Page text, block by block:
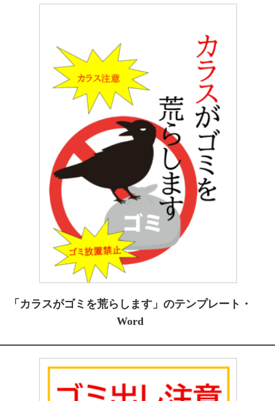
「カラスがゴミを荒らします」のテンプレート・
Word